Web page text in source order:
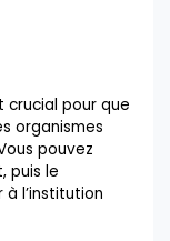
crucial pour que
organismes
pouvez
puis le
l’institution